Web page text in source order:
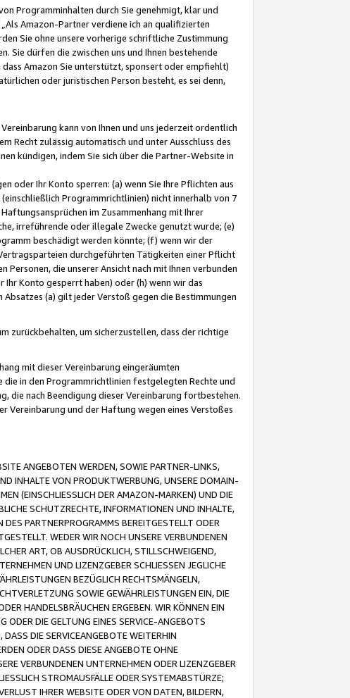
Programminhalten durch Sie genehmigt, klar und
Amazon-Partner verdiene ich an qualifizierten
Sie ohne unsere vorherige schriftliche Zustimmung
Sie dürfen die zwischen uns und Ihnen bestehende
Amazon Sie unterstützt, sponsert oder empfiehlt)
oder juristischen Person besteht, es sei denn,
kann von Ihnen und uns jederzeit ordentlich
Recht zulässig automatisch und unter Ausschluss des
kündigen, indem Sie sich über die Partner-Website in
oder Ihr Konto sperren: (a) wenn Sie Ihre Pflichten aus
Programmrichtlinien) nicht innerhalb von 7
im Zusammenhang mit Ihrer
irreführende oder illegale Zwecke genutzt wurde; (e)
beschädigt werden könnte; (f) wenn wir der
durchgeführten Tätigkeiten einer Pflicht
die unserer Ansicht nach mit Ihnen verbunden
Konto gesperrt haben) oder (h) wenn wir das
(a) gilt jeder Verstoß gegen die Bestimmungen
zurückbehalten, um sicherzustellen, dass der richtige
mit dieser Vereinbarung eingeräumten
in den Programmrichtlinien festgelegten Rechte und
die nach Beendigung dieser Vereinbarung fortbestehen.
Vereinbarung und der Haftung wegen eines Verstoßes
ANGEBOTEN WERDEN, SOWIE PARTNER-LINKS,
INHALTE VON PRODUKTWERBUNG, UNSERE DOMAIN-
(EINSCHLIESSLICH DER AMAZON-MARKEN) UND DIE
SCHUTZRECHTE, INFORMATIONEN UND INHALTE,
PARTNERPROGRAMMS BEREITGESTELLT ODER
WEDER WIR NOCH UNSERE VERBUNDENEN
ART, OB AUSDRÜCKLICH, STILLSCHWEIGEND,
UND LIZENZGEBER SCHLIESSEN JEGLICHE
BEZÜGLICH RECHTSMÄNGELN,
SOWIE GEWÄHRLEISTUNGEN EIN, DIE
HANDELSBRÄUCHEN ERGEBEN. WIR KÖNNEN EIN
ODER DIE GELTUNG EINES SERVICE-ANGEBOTS
DIE SERVICEANGEBOTE WEITERHIN
ODER DASS DIESE ANGEBOTE OHNE
VERBUNDENEN UNTERNEHMEN ODER LIZENZGEBER
STROMAUSFÄLLE ODER SYSTEMABSTÜRZE;
IHRER WEBSITE ODER VON DATEN, BILDERN,